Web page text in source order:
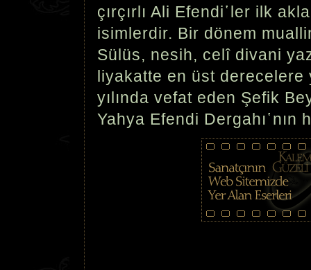
çırçırlı Ali Efendi῾ler ilk
isimlerdir. Bir dönem
Sülüs, nesih, celî divani
liyakatte en üst derecelere
yılında vefat eden Şefik
Yahya Efendi Dergahı῾nın